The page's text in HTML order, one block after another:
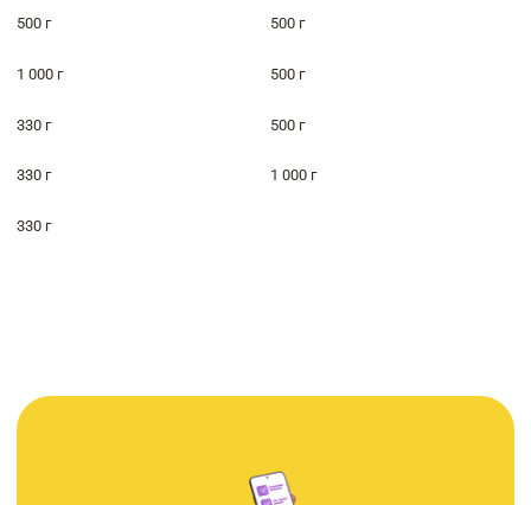
500 г 500 г
1 000 г 500 г
330 г 500 г
330 г 1 000 г
330 г